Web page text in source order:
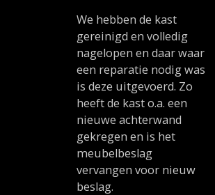
We hebben de kast
gereinigd en volledig
nagelopen en daar waar
een reparatie nodig was
is deze uitgevoerd. Zo
heeft de kast o.a. een
nieuwe achterwand
gekregen en is het
meubelbeslag
vervangen voor nieuw
beslag.